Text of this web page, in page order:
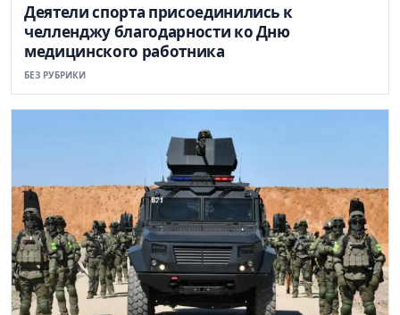
Деятели спорта присоединились к
челленджу благодарности ко Дню
медицинского работника
БЕЗ РУБРИКИ